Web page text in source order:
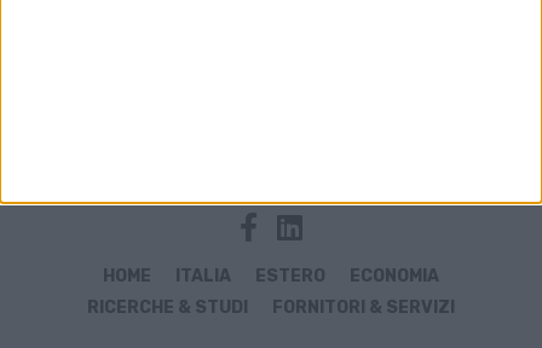
HOME ITALIA ESTERO
ECONOMIA
RICERCHE & STUDI
FORNITORI & SERVIZI